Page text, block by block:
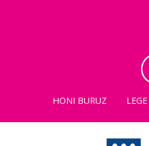
HONI BURUZ